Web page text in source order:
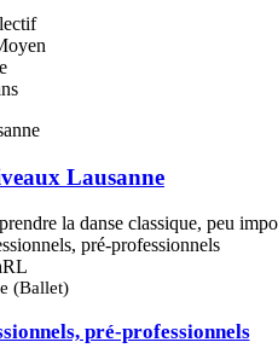
Lausanne
la danse classique, peu
(Ballet)
pré-professionnels